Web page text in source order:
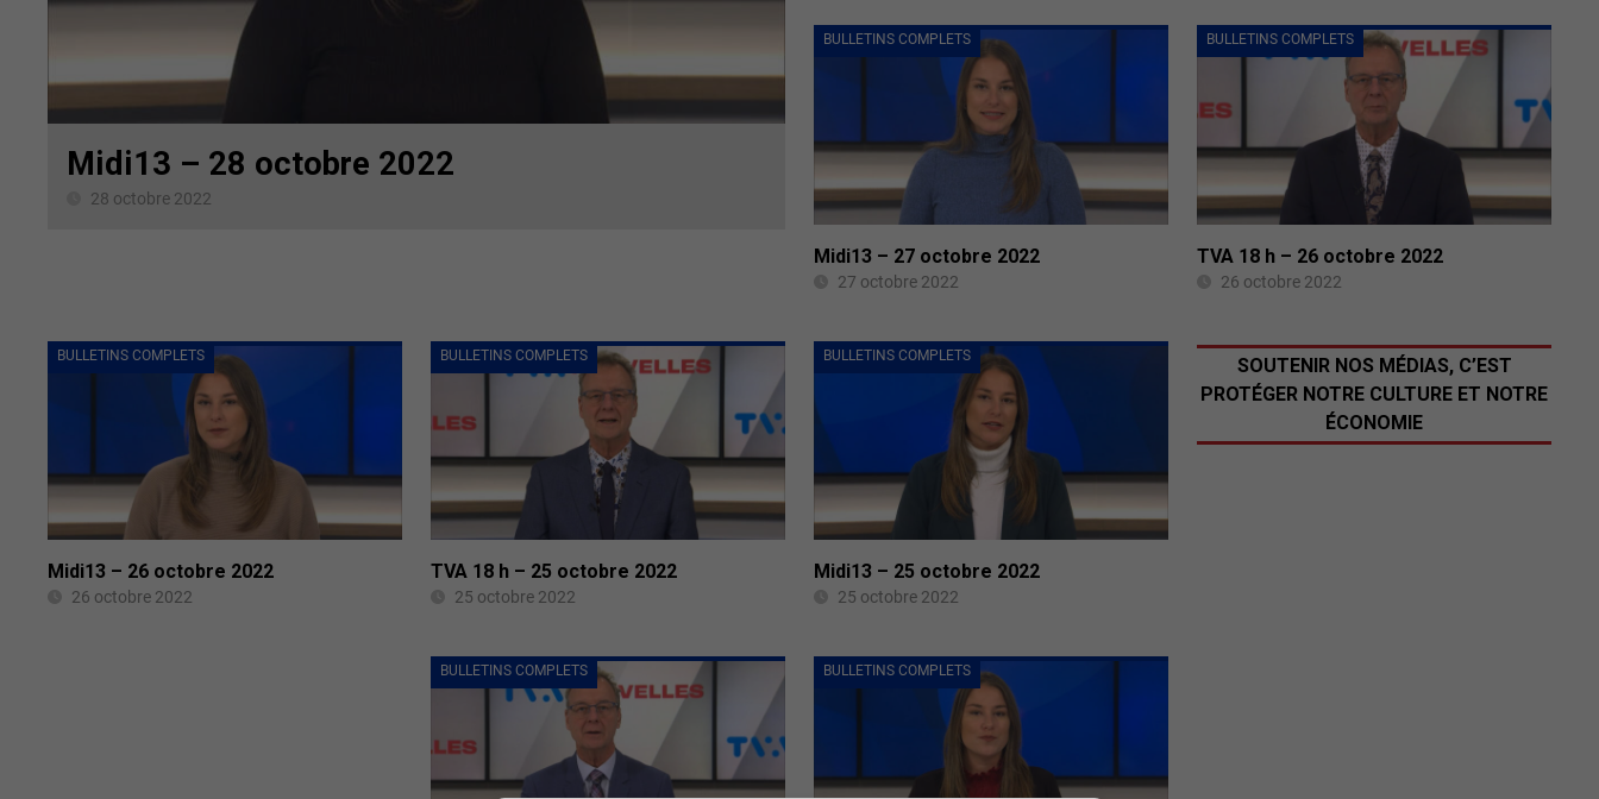
Midi13 – 28 octobre 2022
28 octobre 2022
BULLETINS COMPLETS
Midi13 – 27 octobre 2022
27 octobre 2022
BULLETINS COMPLETS
TVA 18 h – 26 octobre 2022
26 octobre 2022
BULLETINS COMPLETS
Midi13 – 26 octobre 2022
26 octobre 2022
BULLETINS COMPLETS
TVA 18 h – 25 octobre 2022
25 octobre 2022
BULLETINS COMPLETS
Midi13 – 25 octobre 2022
25 octobre 2022
BULLETINS COMPLETS BULLETINS COMPLETS
SOUTENIR NOS MÉDIAS, C’EST
PROTÉGER NOTRE CULTURE ET NOTRE
ÉCONOMIE